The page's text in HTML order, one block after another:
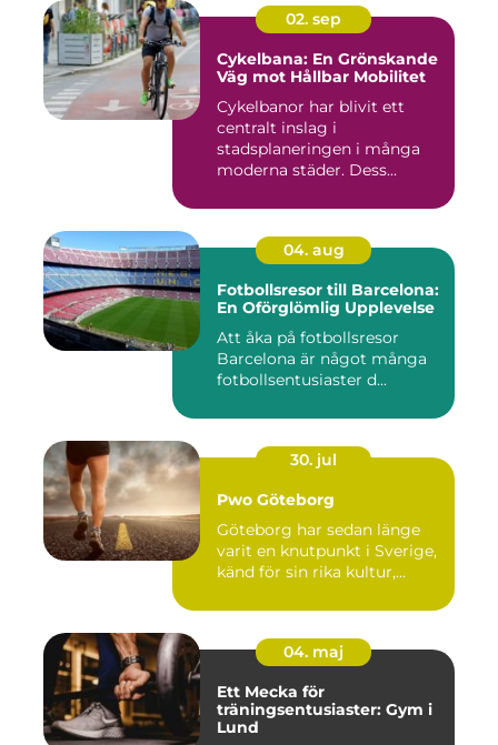
02. sep
Cykelbana: En Grönskande
Väg mot Hållbar Mobilitet
Cykelbanor har blivit ett
centralt inslag i
stadsplaneringen i många
moderna städer. Dess...
04. aug
Fotbollsresor till Barcelona:
En Oförglömlig Upplevelse
Att åka på fotbollsresor
Barcelona är något många
fotbollsentusiaster d...
30. jul
Pwo Göteborg
Göteborg har sedan länge
varit en knutpunkt i Sverige,
känd för sin rika kultur,...
04. maj
Ett Mecka för
träningsentusiaster: Gym i
Lund